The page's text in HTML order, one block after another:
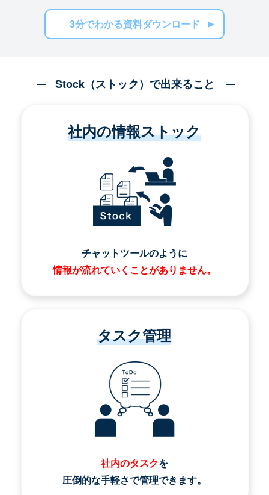
3分でわかる資料ダウンロード
Stock（ストック）で出来ること
社内の情報ストック
チャットツールのように
情報が流れていくことがありません。
タスク管理
社内のタスクを
圧倒的な手軽さで管理できます。